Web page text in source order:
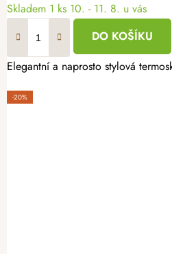
Skladem 1 ks 10. - 11. 8. u vás
DO KOŠÍKU
Elegantní a naprosto stylová
-20%